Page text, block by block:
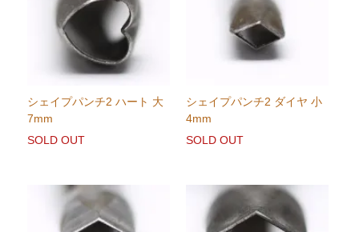
シェイプパンチ2 ハート 大
7mm
SOLD OUT
シェイプパンチ2 ダイヤ 小
4mm
SOLD OUT